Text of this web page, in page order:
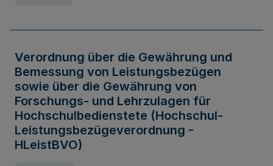
Verordnung über die Gewährung und
Bemessung von Leistungsbezügen
sowie über die Gewährung von
Forschungs- und Lehrzulagen für
Hochschulbedienstete (Hochschul-
Leistungsbezügeverordnung -
HLeistBVO)